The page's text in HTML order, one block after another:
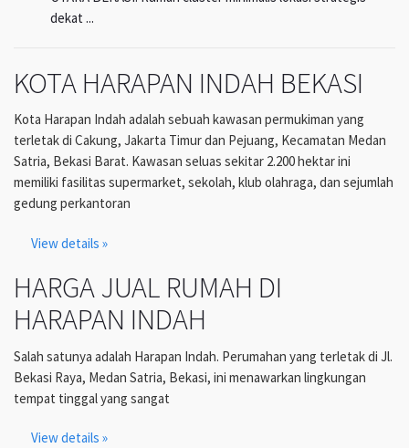
dekat ...
KOTA HARAPAN INDAH BEKASI
Kota Harapan Indah adalah sebuah kawasan permukiman yang
terletak di Cakung, Jakarta Timur dan Pejuang, Kecamatan Medan
Satria, Bekasi Barat. Kawasan seluas sekitar 2.200 hektar ini
memiliki fasilitas supermarket, sekolah, klub olahraga, dan sejumlah
gedung perkantoran
View details »
HARGA JUAL RUMAH DI
HARAPAN INDAH
Salah satunya adalah Harapan Indah. Perumahan yang terletak di Jl.
Bekasi Raya, Medan Satria, Bekasi, ini menawarkan lingkungan
tempat tinggal yang sangat
View details »